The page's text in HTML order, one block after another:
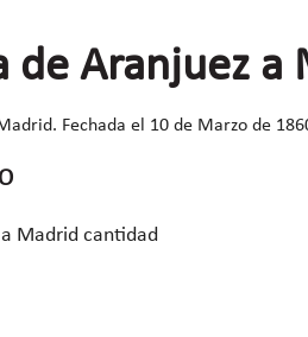
de Aranjuez a
Fechada el 10 de Marzo de
Madrid cantidad